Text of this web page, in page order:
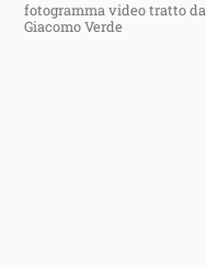
fotogramma video tratto
Giacomo Verde